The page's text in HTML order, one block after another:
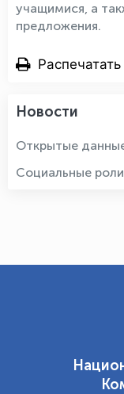
учащимися, а
предложения.
Распечатать
Новости
Открытые
Социальные